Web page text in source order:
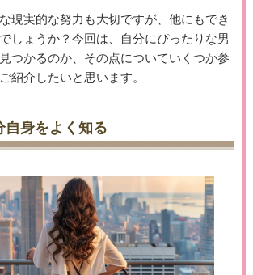
現実的な努力も大切ですが、他にもでき
しょうか？今回は、自分にぴったりな男
つかるのか、その点についていくつか参
紹介したいと思います。
自身をよく知る